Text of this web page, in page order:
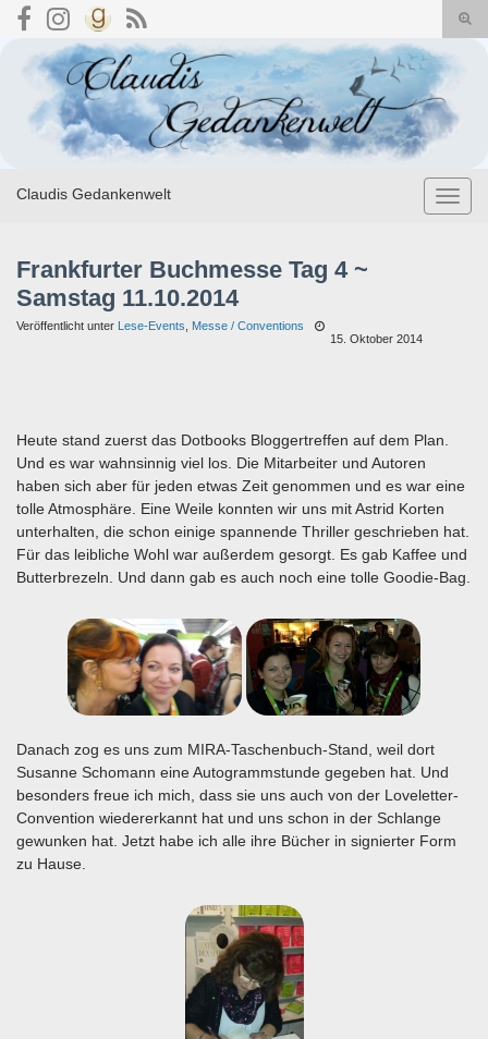
Search for:
Claudis Gedankenwelt
Frankfurter Buchmesse Tag 4 ~
Samstag 11.10.2014
Veröffentlicht unter Lese-Events
Messe / Conventions
15. Oktober 2014
Heute stand zuerst das Dotbooks Bloggertreffen auf dem Plan.
Und es war wahnsinnig viel los. Die Mitarbeiter und Autoren
haben sich aber für jeden etwas Zeit genommen und es war eine
tolle Atmosphäre. Eine Weile konnten wir uns mit Astrid Korten
unterhalten, die schon einige spannende Thriller geschrieben hat.
Für das leibliche Wohl war außerdem gesorgt. Es gab Kaffee und
Butterbrezeln. Und dann gab es auch noch eine tolle Goodie-Bag.
Danach zog es uns zum MIRA-Taschenbuch-Stand, weil dort
Susanne Schomann eine Autogrammstunde gegeben hat. Und
besonders freue ich mich, dass sie uns auch von der Loveletter-
Convention wiedererkannt hat und uns schon in der Schlange
gewunken hat. Jetzt habe ich alle ihre Bücher in signierter Form
zu Hause.